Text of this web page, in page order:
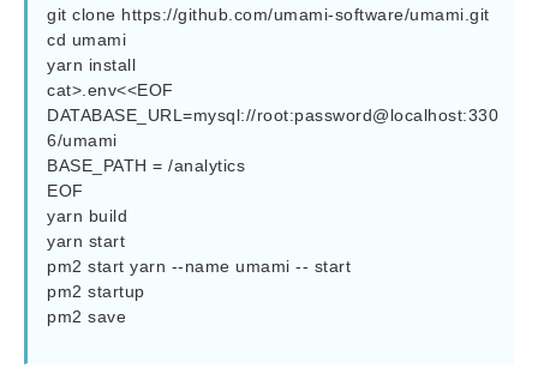
git clone https://github.com/umami-software/umami.git
cd umami
yarn install
cat>.env<<EOF
DATABASE_URL=mysql://root:password@localhost:330
6/umami
BASE_PATH = /analytics
EOF
yarn build
yarn start
pm2 start yarn --name umami -- start
pm2 startup
pm2 save